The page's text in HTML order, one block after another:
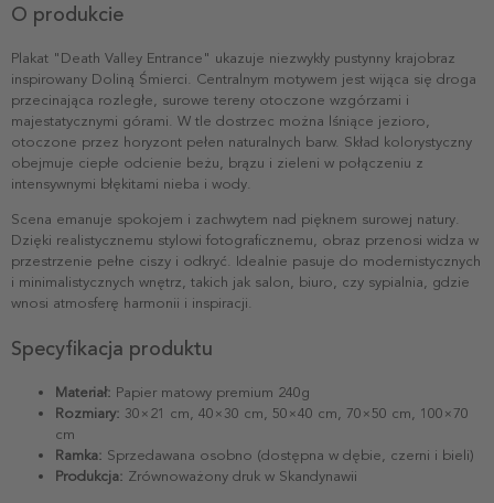
O produkcie
Plakat "Death Valley Entrance" ukazuje niezwykły pustynny krajobraz
inspirowany Doliną Śmierci. Centralnym motywem jest wijąca się droga
przecinająca rozległe, surowe tereny otoczone wzgórzami i
majestatycznymi górami. W tle dostrzec można lśniące jezioro,
otoczone przez horyzont pełen naturalnych barw. Skład kolorystyczny
obejmuje ciepłe odcienie beżu, brązu i zieleni w połączeniu z
intensywnymi błękitami nieba i wody.
Scena emanuje spokojem i zachwytem nad pięknem surowej natury.
Dzięki realistycznemu stylowi fotograficznemu, obraz przenosi widza w
przestrzenie pełne ciszy i odkryć. Idealnie pasuje do modernistycznych
i minimalistycznych wnętrz, takich jak salon, biuro, czy sypialnia, gdzie
wnosi atmosferę harmonii i inspiracji.
Specyfikacja produktu
Materiał: Papier matowy premium 240g
Rozmiary: 30×21 cm, 40×30 cm, 50×40 cm, 70×50 cm, 100×70
cm
Ramka: Sprzedawana osobno (dostępna w dębie, czerni i bieli)
Produkcja: Zrównoważony druk w Skandynawii